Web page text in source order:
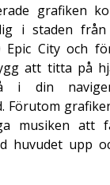
grafiken
i staden från
Epic City och
att titta på
i din
Förutom
musiken att
huvudet upp